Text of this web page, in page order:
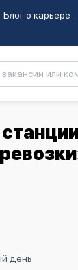
Блог о карьере
день